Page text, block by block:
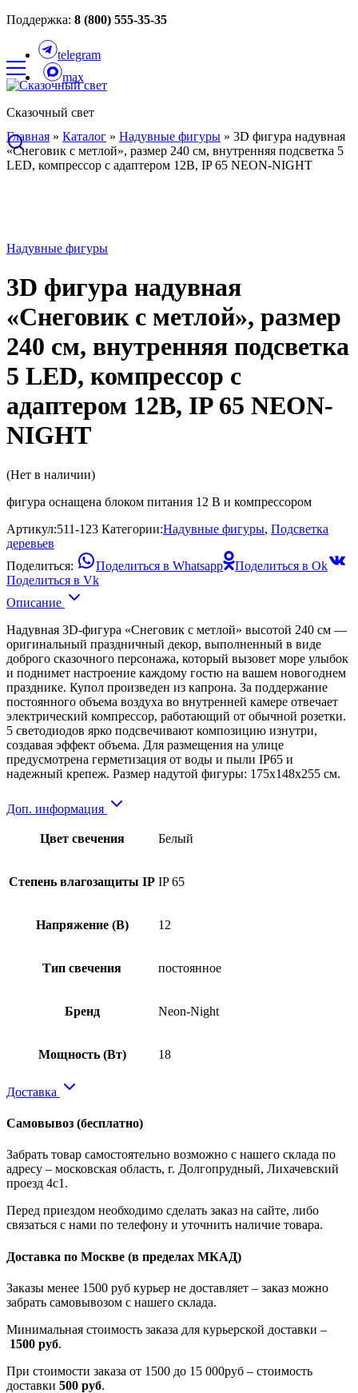
Поддержка: 8 (800) 555-35-35
telegram
max
Сказочный свет
Главная » Каталог » Надувные фигуры » 3D фигура надувная
«Снеговик с метлой», размер 240 см, внутренняя подсветка 5
LED, компрессор с адаптером 12В, IP 65 NEON-NIGHT
Надувные фигуры
3D фигура надувная
«Снеговик с метлой», размер
240 см, внутренняя подсветка
5 LED, компрессор с
адаптером 12В, IP 65 NEON-
NIGHT
(Нет в наличии)
фигура оснащена блоком питания 12 В и компрессором
Артикул:511-123 Категории:Надувные фигуры, Подсветка
деревьев
Поделиться:
Поделиться в Whatsapp
Поделиться в Ok
Поделиться в Vk
Описание
Надувная 3D-фигура «Снеговик с метлой» высотой 240 см —
оригинальный праздничный декор, выполненный в виде
доброго сказочного персонажа, который вызовет море улыбок
и поднимет настроение каждому гостю на вашем новогоднем
празднике. Купол произведен из капрона. За поддержание
постоянного объема воздуха во внутренней камере отвечает
электрический компрессор, работающий от обычной розетки.
5 светодиодов ярко подсвечивают композицию изнутри,
создавая эффект объема. Для размещения на улице
предусмотрена герметизация от воды и пыли IP65 и
надежный крепеж. Размер надутой фигуры: 175x148x255 см.
Доп. информация
Цвет свечения Белый
Степень влагозащиты IP IP 65
Напряжение (В) 12
Тип свечения постоянное
Бренд Neon-Night
Мощность (Вт) 18
Доставка
Самовывоз (бесплатно)
Забрать товар самостоятельно возможно с нашего склада по
адресу – московская область, г. Долгопрудный, Лихачевский
проезд 4с1.
Перед приездом необходимо сделать заказ на сайте, либо
связаться с нами по телефону и уточнить наличие товара.
Доставка по Москве (в пределах МКАД)
Заказы менее 1500 руб курьер не доставляет – заказ можно
забрать самовывозом с нашего склада.
Минимальная стоимость заказа для курьерской доставки –
1500 руб.
При стоимости заказа от 1500 до 15 000руб – стоимость
доставки 500 руб.